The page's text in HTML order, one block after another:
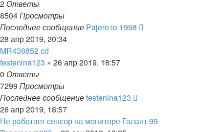
2 Ответы
8504Просмотры
Последнее сообщение Pajero io 1998
28 апр 2019, 20:34
MR438852 cd
testenina123 » 26 апр 2019, 18:57
0 Ответы
7299 Просмотры
Последнее сообщениеtestenina123
26 апр 2019, 18:57
Не работает сенсор на мониторе Галант 99